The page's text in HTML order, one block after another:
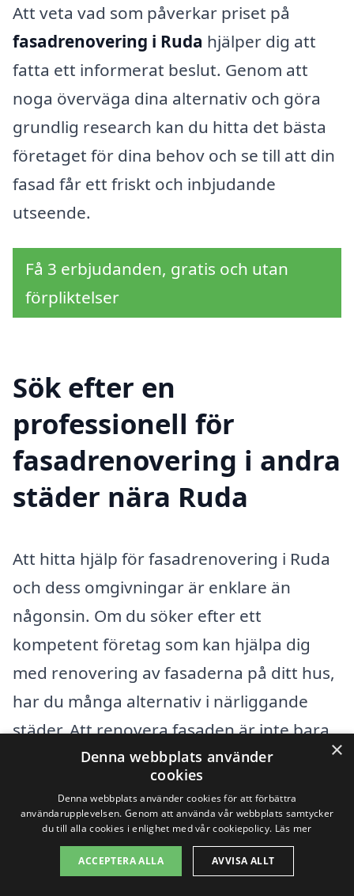
Att veta vad som påverkar priset på
fasadrenovering i Ruda hjälper dig att
fatta ett informerat beslut. Genom att
noga överväga dina alternativ och göra
grundlig research kan du hitta det bästa
företaget för dina behov och se till att din
fasad får ett friskt och inbjudande
utseende.
Få 3 erbjudanden, gratis och utan
förpliktelser
Sök efter en
professionell för
fasadrenovering i andra
städer nära Ruda
Att hitta hjälp för fasadrenovering i Ruda
och dess omgivningar är enklare än
någonsin. Om du söker efter ett
kompetent företag som kan hjälpa dig
med renovering av fasaderna på ditt hus,
har du många alternativ i närliggande
städer. Att renovera fasaden är inte bara
en estetisk fråga, utan det kan också
bidra till att skydda byggnaden mot väder
och slitage.
Följande städer ligger i närheten av Ruda
×
Denna webbplats använder
cookies
Denna webbplats använder cookies för att förbättra
användarupplevelsen. Genom att använda vår webbplats samtycker
du till alla cookies i enlighet med vår cookiepolicy. Läs mer
ACCEPTERA ALLA AVVISA ALLT